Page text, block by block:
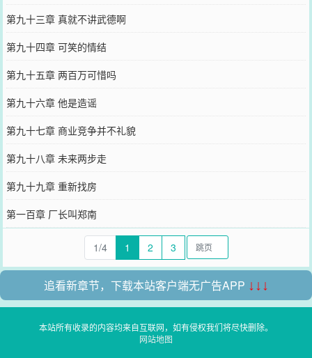
第九十三章 真就不讲武德啊
第九十四章 可笑的情结
第九十五章 两百万可惜吗
第九十六章 他是造谣
第九十七章 商业竞争并不礼貌
第九十八章 未来两步走
第九十九章 重新找房
第一百章 厂长叫郑南
1/4 1 2 3
追看新章节，下载本站客户端无广告APP ↓↓↓
本站所有收录的内容均来自互联网，如有侵权我们将尽快删除。
网站地图